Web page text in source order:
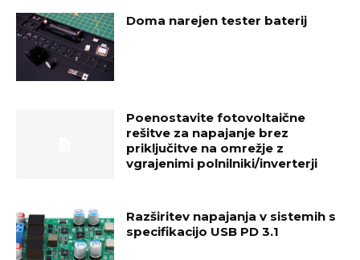
Doma narejen tester baterij
Poenostavite fotovoltaične
rešitve za napajanje brez
priključitve na omrežje z
vgrajenimi polnilniki/inverterji
Razširitev napajanja v sistemih s
specifikacijo USB PD 3.1